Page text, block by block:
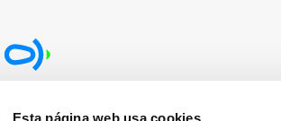
Esta página web usa cookies